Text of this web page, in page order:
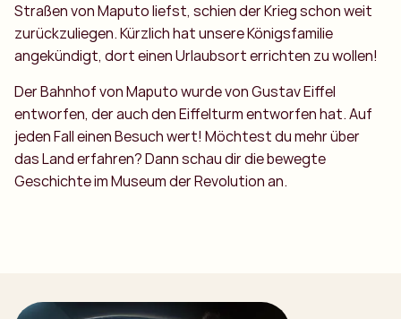
Straßen von Maputo liefst, schien der Krieg schon weit
zurückzuliegen. Kürzlich hat unsere Königsfamilie
angekündigt, dort einen Urlaubsort errichten zu wollen!
Der Bahnhof von Maputo wurde von Gustav Eiffel
entworfen, der auch den Eiffelturm entworfen hat. Auf
jeden Fall einen Besuch wert! Möchtest du mehr über
das Land erfahren? Dann schau dir die bewegte
Geschichte im Museum der Revolution an.